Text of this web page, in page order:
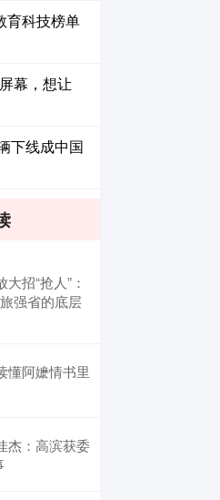
育科技榜单
幕，想让
下线成中国
招“抢人”：
强省的底层
懂阿嬷情书里
杰：高滨获委